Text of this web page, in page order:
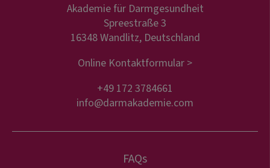
Akademie für Darmgesundheit
Spreestraße 3
16348 Wandlitz, Deutschland
Online Kontaktformular >
+49 172 3784661
info@darmakademie.com
FAQs